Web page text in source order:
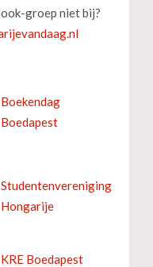
groep niet bij?
Boekendag
Boedapest
Studentenvereniging
Hongarije
KRE Boedapest